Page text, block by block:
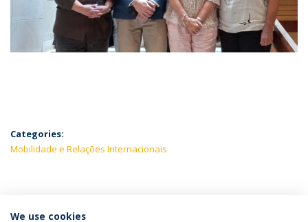
Categories:
Mobilidade e Relações Internacionais
LATEST NEWS
We use cookies